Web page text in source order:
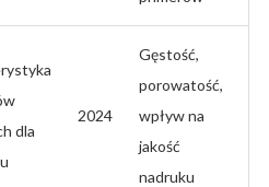
dla
2024
Gęstość,
porowatość,
wpływ na
jakość
nadruku